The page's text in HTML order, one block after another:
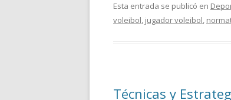
Esta entrada se publicó en
voleibol, jugador voleibol,
Técnicas y